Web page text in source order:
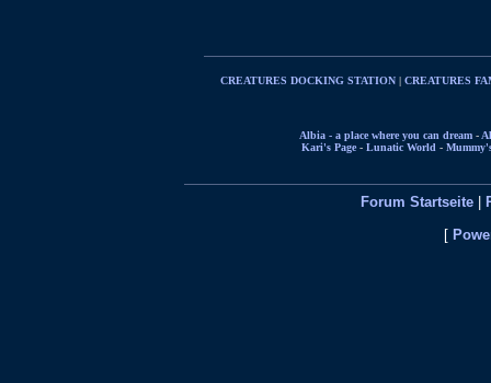
CREATURES DOCKING STATION | CREATURES
Albia - a place where you can dream-
Kari's Page - Lunatic World -
Forum Startseite
[